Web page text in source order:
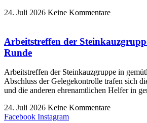
24. Juli 2026 Keine Kommentare
Arbeitstreffen der
Runde
Arbeitstreffen der Steinkauzgruppe in
Abschluss der Gelegekontrolle trafen sich
und die anderen ehrenamtlichen Helfer in
24. Juli 2026 Keine Kommentare
Facebook Instagram